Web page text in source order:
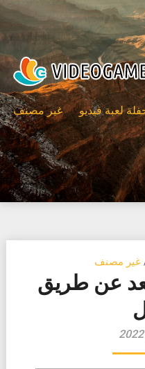
لعبة فيديو غير مصنف
غير مصنف
عن طريق